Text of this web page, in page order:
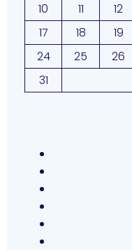
10
11 12
17
18 19
24
25 26
31